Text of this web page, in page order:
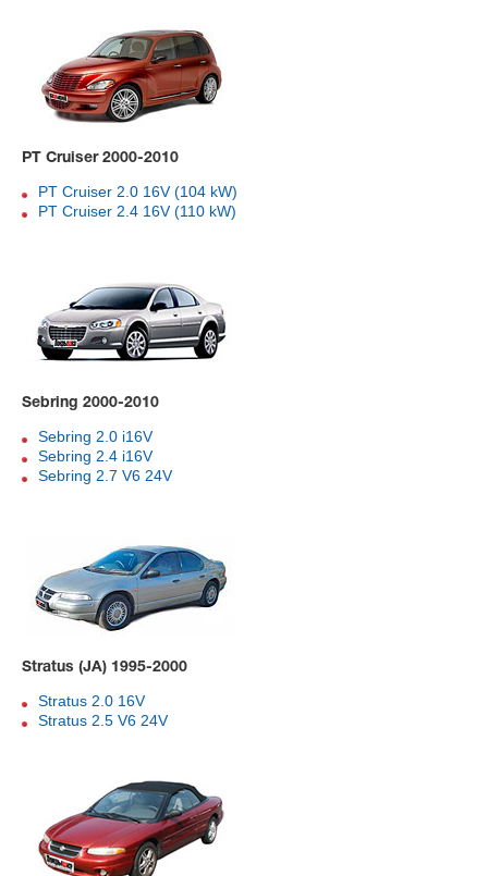
PT Cruiser 2000-2010
PT Cruiser 2.0 16V (104 kW)
PT Cruiser 2.4 16V (110 kW)
Sebring 2000-2010
Sebring 2.0 i16V
Sebring 2.4 i16V
Sebring 2.7 V6 24V
Stratus (JA) 1995-2000
Stratus 2.0 16V
Stratus 2.5 V6 24V